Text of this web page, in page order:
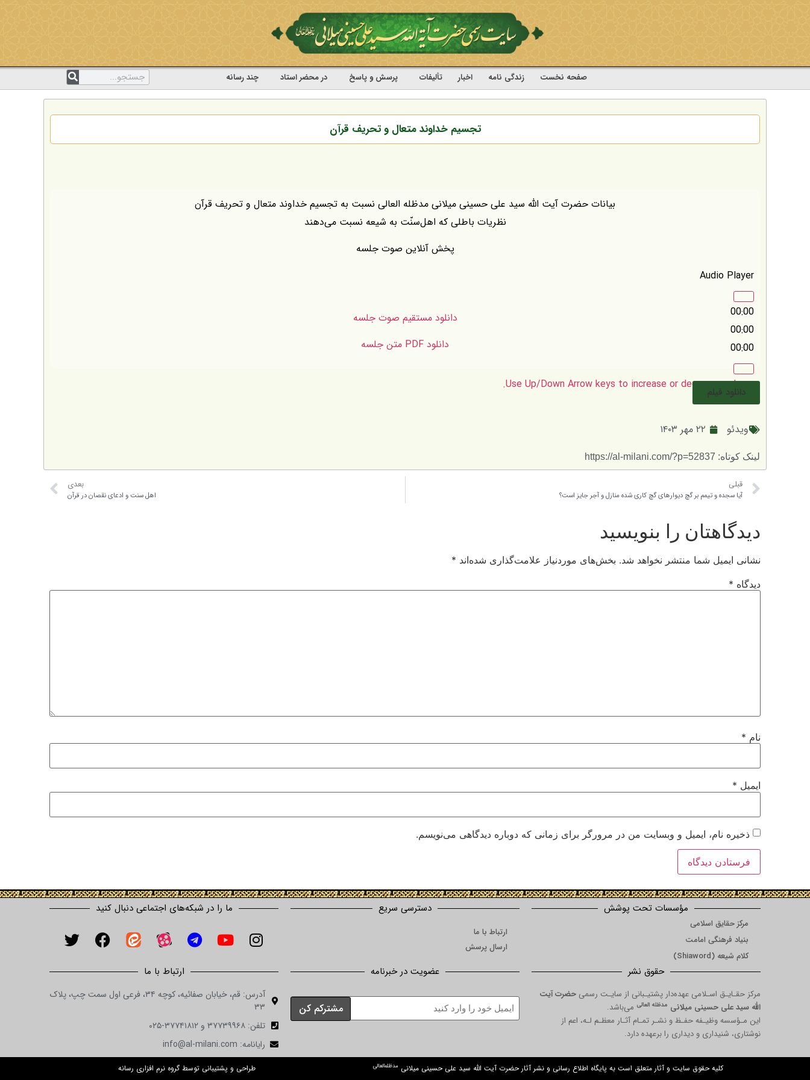
صفحه نخست زندگی نامه اخبار تألیفات پرسش و پاسخ در محضر استاد چند رسانه
تجسیم خداوند متعال و تحریف قرآن
بیانات حضرت آیت الله سید علی حسینی میلانی مدظله العالی نسبت به تجسیم خداوند متعال و تحریف قرآن
نظریات باطلی که اهل‌سنّت به شیعه نسبت می‌دهند
پخش آنلاین صوت جلسه
Audio Player
00:00
00:00
00:00
Use Up/Down Arrow keys to increase or decrease volume.
دانلود مستقیم صوت جلسه
دانلود PDF متن جلسه
دانلود فیلم
ویدئو ۲۲ مهر ۱۴۰۳
لینک کوتاه: https://al-milani.com/?p=52837
قبلی
آیا سجده و تیمم بر گچ دیوارهای گچ کاری شده منازل و آجر جایز است؟
بعدی
اهل سنت و ادعای نقصان در قرآن
دیدگاهتان را بنویسید
نشانی ایمیل شما منتشر نخواهد شد. بخش‌های موردنیاز علامت‌گذاری شده‌اند *
دیدگاه *
نام *
ایمیل *
ذخیره نام، ایمیل و وبسایت من در مرورگر برای زمانی که دوباره دیدگاهی می‌نویسم.
مؤسسات تحت پوشش
مرکز حقایق اسلامی
بنیاد فرهنگی امامت
کلام شیعه (Shiaword)
حقوق نشر
مرکز حقـایـق اسـلامی عهده‌دار پشتیـبانی از سایـت رسمی حضرت آیت
الله سید علی حسینی میلانی مدظله العالی می‌باشد.
این مـؤسسه وظیـفه حفـظ و نشـر تمـام آثـار معظـم لـه، اعم از
نوشتاری، شنیداری و دیداری را برعهده دارد.
دسترسی سریع
ارتباط با ما
ارسال پرسش
عضویت در خبرنامه
ما را در شبکه‌های اجتماعی دنبال کنید
ارتباط با ما
آدرس: قم، خیابان صفائیه، کوچه ۳۴، فرعی اول سمت چپ، پلاک
۳۳
تلفن: ۳۷۷۳۹۹۶۸ و ۳۷۷۴۱۸۱۲-۰۲۵
رایانامه: info@al-milani.com
کلیه حقوق سایت و آثار متعلق است به پایگاه اطلاع رسانی و نشر آثار حضرت آیت الله سید علی حسینی میلانی مدظله‌العالی طراحی و پشتیبانی توسط گروه نرم افزاری رسانه